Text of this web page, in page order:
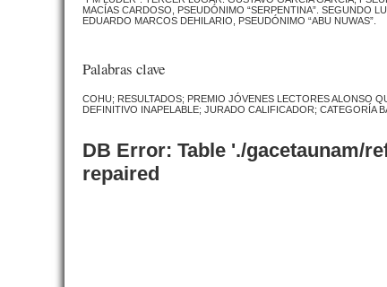
MACÍAS CARDOSO, PSEUDÓNIMO “SERPENTINA”. SEGUNDO
EDUARDO MARCOS DEHILARIO, PSEUDÓNIMO “ABU NUWAS”.
Palabras clave
COHU; RESULTADOS; PREMIO JÓVENES LECTORES ALONSO
DEFINITIVO INAPELABLE; JURADO CALIFICADOR; CATEGORÍA
DB Error: Table './gacetaunam/
repaired